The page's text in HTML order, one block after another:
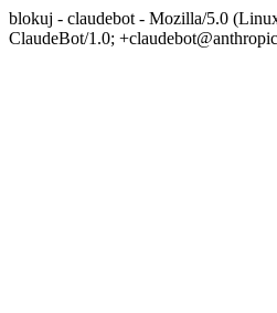
blokuj - claudebot - Mozilla/5.0
ClaudeBot/1.0;